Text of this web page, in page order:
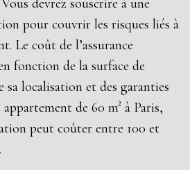
Vous devrez souscrire à une
pour couvrir les risques liés à
Le coût de l’assurance
fonction de la surface de
sa localisation et des garanties
de 60 m² à Paris,
peut coûter entre 100 et